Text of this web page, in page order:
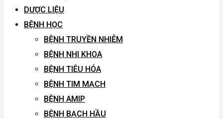
DƯỢC LIỆU
BỆNH HỌC
BỆNH TRUYỀN NHIỄM
BỆNH NHI KHOA
BỆNH TIÊU HÓA
BỆNH TIM MẠCH
BỆNH AMIP
BỆNH BẠCH HẦU